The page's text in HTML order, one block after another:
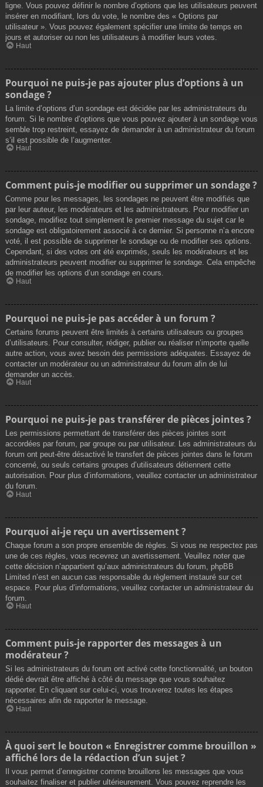
ligne. Vous pouvez définir le nombre d’options que les utilisateurs peuvent
insérer en modifiant, lors du vote, le nombre des « Options par
utilisateur ». Vous pouvez également spécifier une limite de temps en
jours et autoriser ou non les utilisateurs à modifier leurs votes.
Haut
Pourquoi ne puis-je pas ajouter plus d’options à un
sondage ?
La limite d’options d’un sondage est décidée par les administrateurs du
forum. Si le nombre d’options que vous pouvez ajouter à un sondage vous
semble trop restreint, essayez de demander à un administrateur du forum
s’il est possible de l’augmenter.
Haut
Comment puis-je modifier ou supprimer un sondage ?
Comme pour les messages, les sondages ne peuvent être modifiés que
par leur auteur, les modérateurs et les administrateurs. Pour modifier un
sondage, modifiez tout simplement le premier message du sujet car le
sondage est obligatoirement associé à ce dernier. Si personne n’a encore
voté, il est possible de supprimer le sondage ou de modifier ses options.
Cependant, si des votes ont été exprimés, seuls les modérateurs et les
administrateurs peuvent modifier ou supprimer le sondage. Cela empêche
de modifier les options d’un sondage en cours.
Haut
Pourquoi ne puis-je pas accéder à un forum ?
Certains forums peuvent être limités à certains utilisateurs ou groupes
d’utilisateurs. Pour consulter, rédiger, publier ou réaliser n’importe quelle
autre action, vous avez besoin des permissions adéquates. Essayez de
contacter un modérateur ou un administrateur du forum afin de lui
demander un accès.
Haut
Pourquoi ne puis-je pas transférer de pièces jointes ?
Les permissions permettant de transférer des pièces jointes sont
accordées par forum, par groupe ou par utilisateur. Les administrateurs du
forum ont peut-être désactivé le transfert de pièces jointes dans le forum
concerné, ou seuls certains groupes d’utilisateurs détiennent cette
autorisation. Pour plus d’informations, veuillez contacter un administrateur
du forum.
Haut
Pourquoi ai-je reçu un avertissement ?
Chaque forum a son propre ensemble de règles. Si vous ne respectez pas
une de ces règles, vous recevrez un avertissement. Veuillez noter que
cette décision n’appartient qu’aux administrateurs du forum, phpBB
Limited n’est en aucun cas responsable du règlement instauré sur cet
espace. Pour plus d’informations, veuillez contacter un administrateur du
forum.
Haut
Comment puis-je rapporter des messages à un
modérateur ?
Si les administrateurs du forum ont activé cette fonctionnalité, un bouton
dédié devrait être affiché à côté du message que vous souhaitez
rapporter. En cliquant sur celui-ci, vous trouverez toutes les étapes
nécessaires afin de rapporter le message.
Haut
À quoi sert le bouton « Enregistrer comme brouillon »
affiché lors de la rédaction d’un sujet ?
Il vous permet d’enregistrer comme brouillons les messages que vous
souhaitez finaliser et publier ultérieurement. Vous pouvez reprendre les